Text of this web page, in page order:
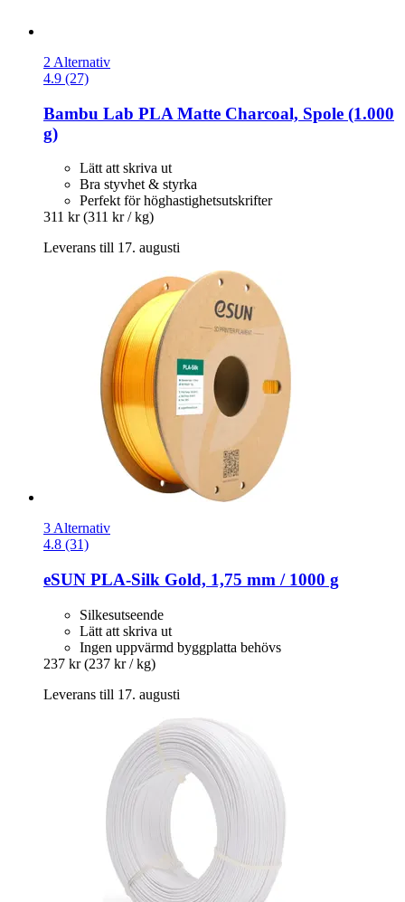
2 Alternativ
4.9 (27)
Bambu Lab PLA Matte Charcoal, Spole (1.000
g)
Lätt att skriva ut
Bra styvhet & styrka
Perfekt för höghastighetsutskrifter
311 kr (311 kr / kg)
Leverans till 17. augusti
3 Alternativ
4.8 (31)
eSUN PLA-​Silk Gold, 1,75 mm / 1000 g
Silkesutseende
Lätt att skriva ut
Ingen uppvärmd byggplatta behövs
237 kr (237 kr / kg)
Leverans till 17. augusti